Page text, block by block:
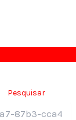
Pesquisar